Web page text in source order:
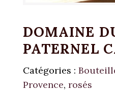
DOMAINE
PATERNEL
Catégories :
Provence, rosés